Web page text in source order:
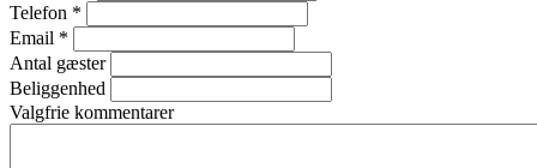
Telefon *
Email *
Antal gæster
Beliggenhed
Valgfrie kommentarer